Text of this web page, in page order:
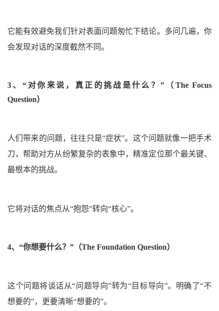
它能有效避免我们针对表面问题匆忙下结论。多问几遍，你
会发现对话的深度截然不同。
3、 “对你来说，真正的挑战是什么？”（The Focus
Question）
人们带来的问题，往往只是“症状”。这个问题就像一把手术
刀，帮助对方从纷繁复杂的表象中，精准定位那个最关键、
最根本的挑战。
它将对话的焦点从“抱怨”转向“核心”。
4、 “你想要什么？” （The Foundation Question）
这个问题将谈话从“问题导向”转为“目标导向”。明确了“不
想要的”，更要清晰“想要的”。